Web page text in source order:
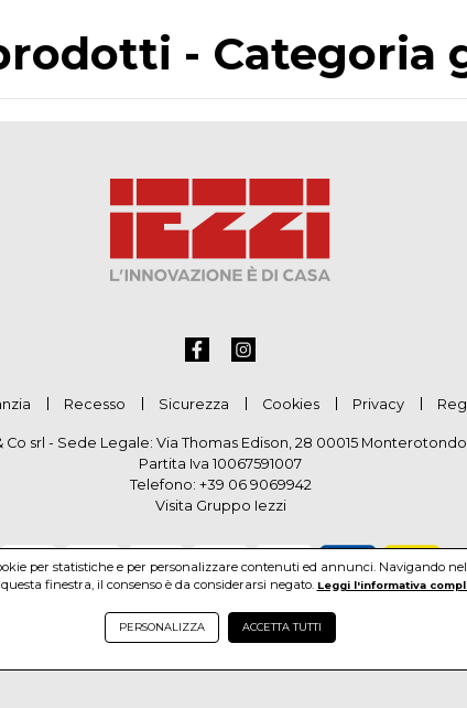
- Categoria
Recesso Sicurezza Cookies Privacy
Co srl - Sede Legale: Via Thomas Edison, 28 00015 Monterotondo
Partita Iva 10067591007
Telefono: +39 06 9069942
Visita Gruppo Iezzi
by Gruppo Iezzi. All rights reserved. Powered by Haitex-
per statistiche e per personalizzare contenuti ed annunci. Navigando
finestra, il consenso è da considerarsi negato. Leggi l'informativa
PERSONALIZZA ACCETTA TUTTI